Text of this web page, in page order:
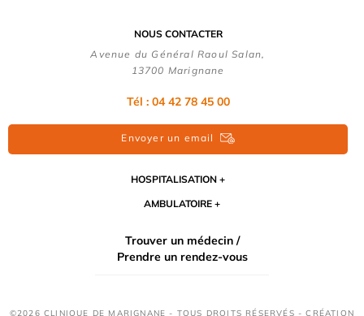
NOUS CONTACTER
Avenue du Général Raoul Salan,
13700 Marignane
Tél : 04 42 78 45 00
Envoyer un email
HOSPITALISATION
AMBULATOIRE
Trouver un médecin /
Prendre un rendez-vous
©2026 CLINIQUE DE MARIGNANE - TOUS DROITS RÉSERVÉS - CRÉATION